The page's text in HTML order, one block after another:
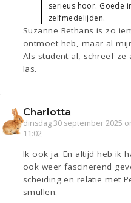
serieus hoor. Goede
zelfmedelijden.
Suzanne Rethans is zo
ontmoet heb, maar al
Als student al, schreef ze
las.
Charlotta
dinsdag 30 september 2025
11:02
Ik ook ja. En altijd heb ik
ook weer fascinerend
scheiding en relatie met
smullen.